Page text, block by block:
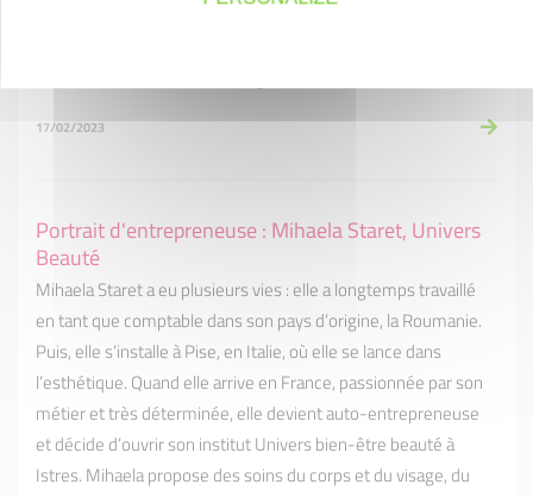
17/02/2023
Portrait d'entrepreneuse : Mihaela Staret, Univers
Beauté
Mihaela Staret a eu plusieurs vies : elle a longtemps travaillé
en tant que comptable dans son pays d’origine, la Roumanie.
Puis, elle s’installe à Pise, en Italie, où elle se lance dans
l’esthétique. Quand elle arrive en France, passionnée par son
métier et très déterminée, elle devient auto-entrepreneuse
et décide d’ouvrir son institut Univers bien-être beauté à
Istres. Mihaela propose des soins du corps et du visage, du